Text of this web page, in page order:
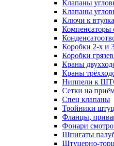
Клапаны
Клапаны
Ключи к
Компенсаторы
Коробки 2-х и
Коробки
Краны
Краны
Ниппели к
Сетки на
Спец клапаны
Тройники
Фланцы,
Фонари
Шпигаты
Штуцерно-